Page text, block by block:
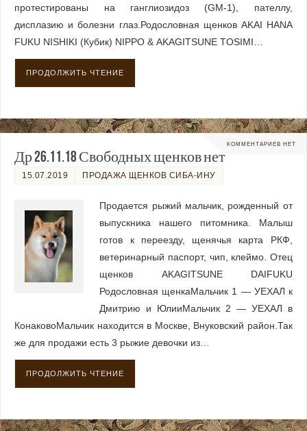
протестированы на ганглиозидоз (GM-1), пателлу,
дисплазию и болезни глаз.Родословная щенков AKAI HANA
FUKU NISHIKI (Кубик) NIPPO & AKAGITSUNE TOSIMI…
ПРОДОЛЖИТЬ ЧТЕНИЕ
КОММЕНТАРИЕВ НЕТ
Др 26.11.18 Свободных щенков нет
15.07.2019 ПРОДАЖА ЩЕНКОВ СИБА-ИНУ
Продается рыжий мальчик, рожденный от
выпускника нашего питомника. Малыш
готов к переезду, щенячья карта РКФ,
ветеринарный паспорт, чип, клеймо. Отец
щенков AKAGITSUNE DAIFUKU
Родословная щенкаМальчик 1 — УЕХАЛ к
Дмитрию и ЮлииМальчик 2 — УЕХАЛ в
КонаковоМальчик находится в Москве, Внуковский район.Так
же для продажи есть 3 рыжие девочки из…
ПРОДОЛЖИТЬ ЧТЕНИЕ